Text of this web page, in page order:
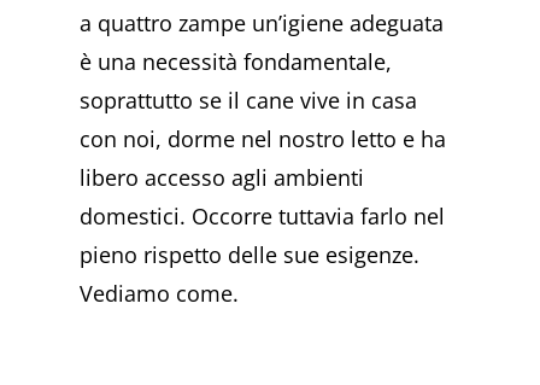
a quattro zampe un’igiene adeguata
è una necessità fondamentale,
soprattutto se il cane vive in casa
con noi, dorme nel nostro letto e ha
libero accesso agli ambienti
domestici. Occorre tuttavia farlo nel
pieno rispetto delle sue esigenze.
Vediamo come.